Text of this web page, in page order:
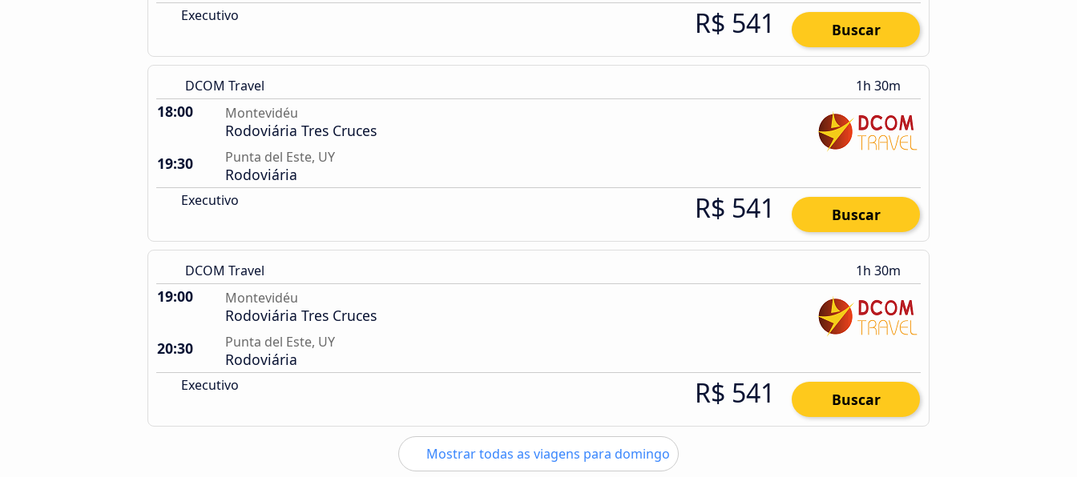
Executivo R$ 541 Buscar
DCOM Travel 1h 30m
18:00 Montevidéu
Rodoviária Tres Cruces
19:30
Punta del Este, UY
Rodoviária
Executivo R$ 541 Buscar
DCOM Travel 1h 30m
19:00 Montevidéu
Rodoviária Tres Cruces
20:30
Punta del Este, UY
Rodoviária
Executivo R$ 541 Buscar
Mostrar todas as viagens para domingo